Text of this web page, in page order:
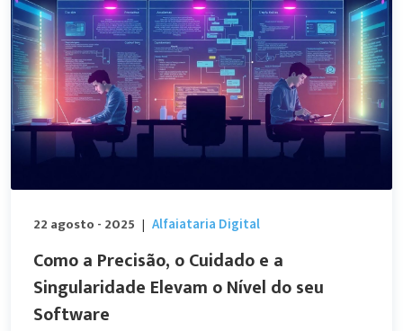
22 agosto - 2025 | Alfaiataria Digital
Como a Precisão, o Cuidado e a
Singularidade Elevam o Nível do seu
Software